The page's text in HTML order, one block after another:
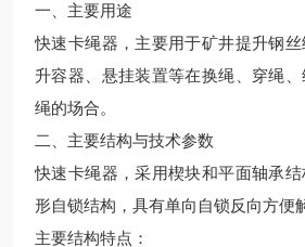
一、主要用途
快速卡绳器，主要用于矿井提升钢
升容器、悬挂装置等在换绳、穿绳
绳的场合。
二、主要结构与技术参数
快速卡绳器，采用楔块和平面轴承
形自锁结构，具有单向自锁反向方便
主要结构特点：